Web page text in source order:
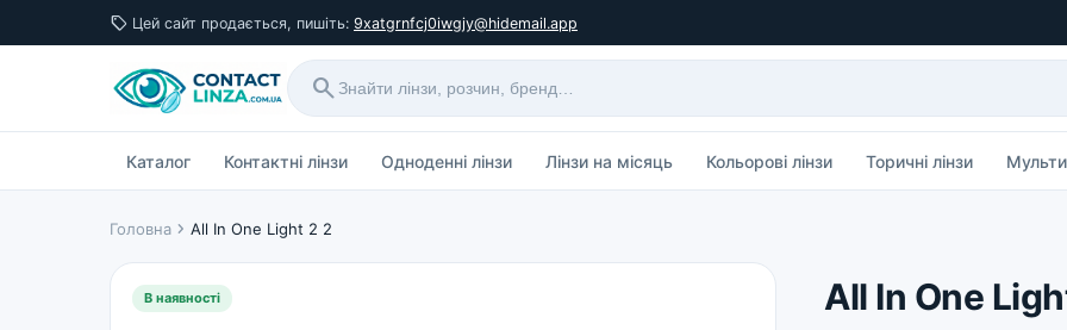
sell Цей сайт продається, пишіть: 9xatgrnfcj0iwgjy@hidemail.app
search
Каталог Контактні лінзи Одноденні лінзи Лінзи на місяць Кольорові лінзи Торичні лінзи
Головна chevron_right All In One Light 2 2
В наявності All In One